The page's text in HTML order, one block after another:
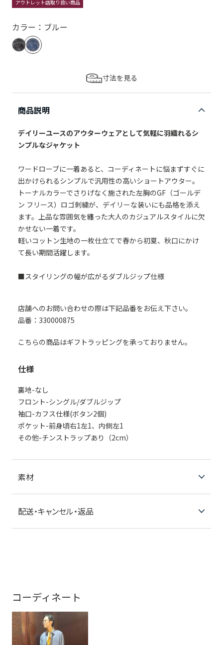
アウトレット店取り扱い商品
カラー：ブルー
寸法を見る
商品説明
デイリーユースのアウターウェアとして気軽に羽織れるシ
ンプルなジャケット
ワードローブに一着あると、コーディネートに悩まずすぐに
出かけられるシンプルで汎用性の高いショートアウター。
トーナルカラーでさりげなく施された左胸のGF（ゴールデ
ン フリース）ロゴ刺繍が、デイリーな装いにも品格を添え
ます。上品な雰囲気を纏った大人のカジュアルスタイルに欠
かせない一着です。
軽いコットン生地の一枚仕立てで春から初夏、秋口にかけ
て長い期間活躍します。
■スタイリングの幅が広がるダブルジップ仕様
店舗へのお問い合わせの際は下記品番をお伝え下さい。
品番：330000875
こちらの商品はギフトラッピングを承っておりません。
仕様
裏地-なし
フロント-シングル/ダブルジップ
袖口-カフス仕様(ボタン2個)
ポケット-前身頃右1左1、内側左1
その他-チンストラップあり（2cm）
素材
配送・キャンセル・返品
コーディネート